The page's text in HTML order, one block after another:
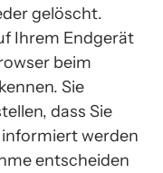
gelöscht.
Ihrem Endgerät
beim
Sie
dass Sie
informiert werden
entscheiden